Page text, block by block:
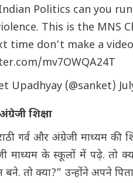
Politics can you
This is the MNS
time don’t make a
mv7OWQA24T
Upadhyay (@sanket)
शिक्षा
गर्व और अंग्रेजी माध्यम
माध्यम के स्कूलों में पढ़े. तो
बने. तो क्या?” उन्होंने अपने